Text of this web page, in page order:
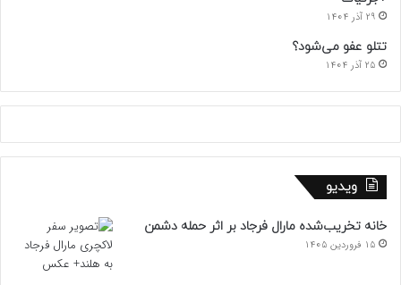
29 آذر 1404
تتلو عفو می‌شود؟
25 آذر 1404
ویدیو
خانه تخریب‌شده مارال فرجاد بر اثر حمله دشمن
15 فروردین 1405